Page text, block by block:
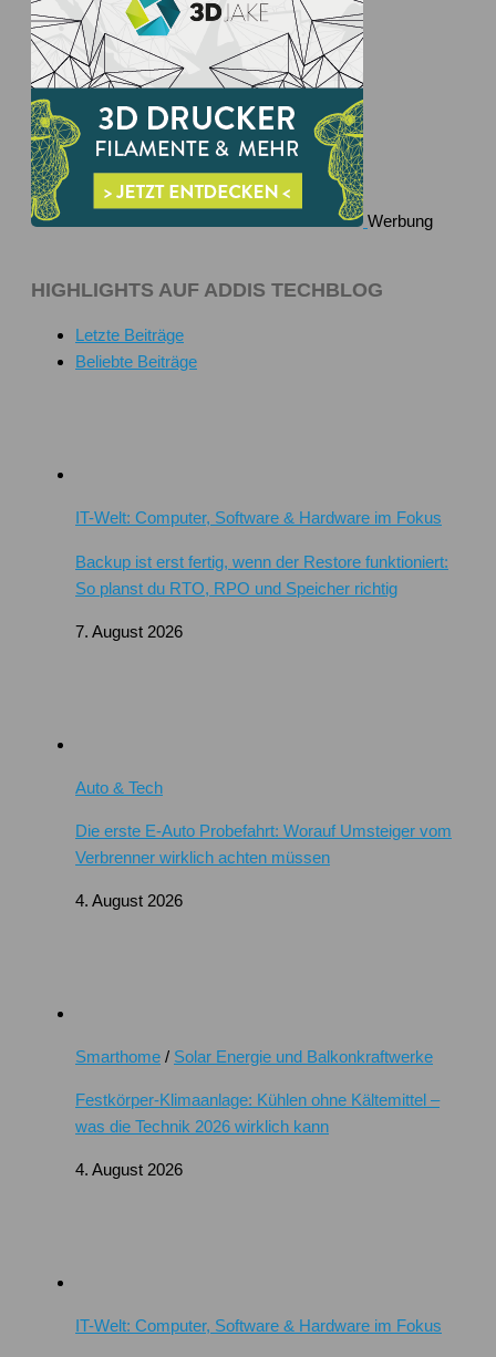
Werbung
HIGHLIGHTS AUF ADDIS TECHBLOG
Letzte Beiträge
Beliebte Beiträge
IT-Welt: Computer, Software & Hardware im Fokus
Backup ist erst fertig, wenn der Restore funktioniert:
So planst du RTO, RPO und Speicher richtig
7. August 2026
Auto & Tech
Die erste E-Auto Probefahrt: Worauf Umsteiger vom
Verbrenner wirklich achten müssen
4. August 2026
Smarthome / Solar Energie und Balkonkraftwerke
Festkörper-Klimaanlage: Kühlen ohne Kältemittel –
was die Technik 2026 wirklich kann
4. August 2026
IT-Welt: Computer, Software & Hardware im Fokus